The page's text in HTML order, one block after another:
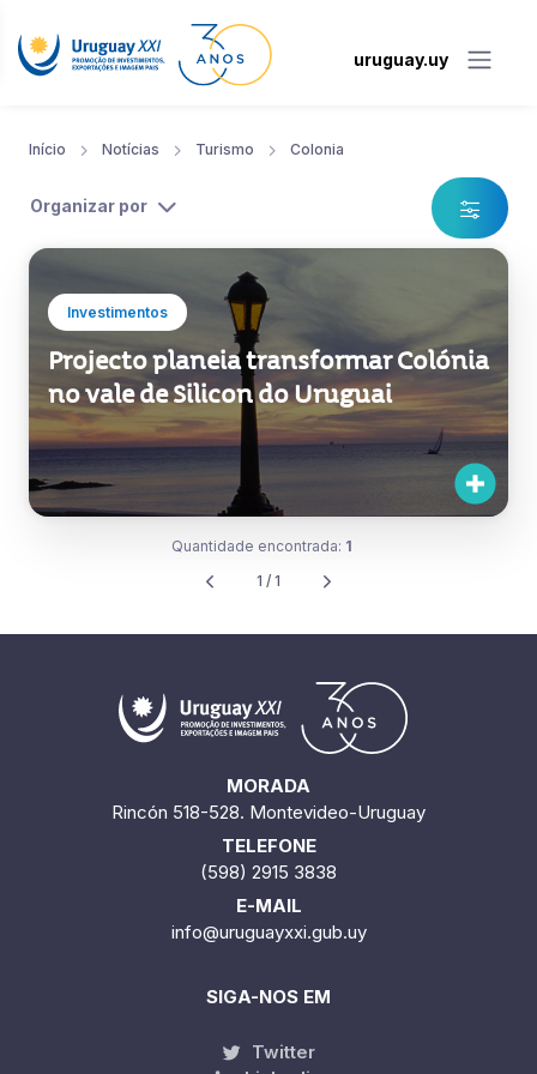
uruguay.uy
Início Notícias Turismo Colonia
Organizar por
Investimentos
Projecto planeia transformar Colónia
no vale de Silicon do Uruguai
Quantidade encontrada: 1
1 / 1
MORADA
Rincón 518-528. Montevideo-Uruguay
TELEFONE
(598) 2915 3838
E-MAIL
info@uruguayxxi.gub.uy
SIGA-NOS EM
Twitter